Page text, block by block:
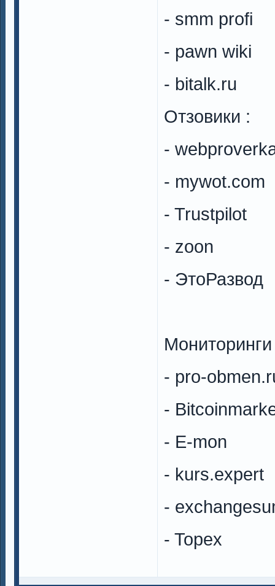
- smm profi
- pawn wiki
- bitalk.ru
Отзовики :
-
- mywot.com
- Trustpilot
- zoon
- ЭтоРазвод
- pro-
-
- E-mon
- kurs.expert
-
- Topex